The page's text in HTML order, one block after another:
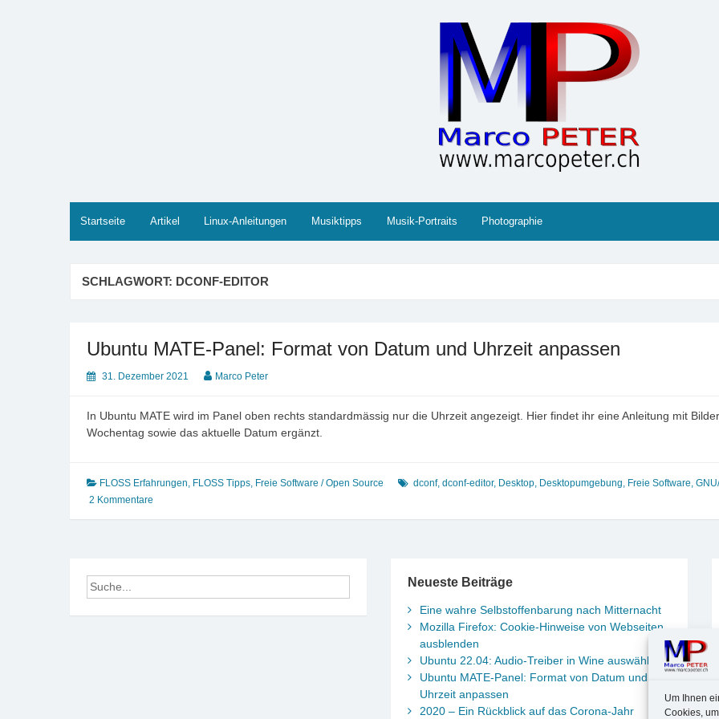
Um Ihnen
Cookies,
Startseite Artikel Linux-Anleitungen Musiktipps Musik-Portraits Photographie
SCHLAGWORT: DCONF-EDITOR
Ubuntu MATE-Panel: Format von Datum und Uhrzeit anpassen
31. Dezember 2021 Marco Peter
In Ubuntu MATE wird im Panel oben rechts standardmässig nur die Uhrzeit angezeigt. Hier findet ihr eine Anleitung mit
Wochentag sowie das aktuelle Datum ergänzt.
FLOSS Erfahrungen, FLOSS Tipps, Freie Software / Open Source dconf, dconf-editor, Desktop, Desktopumgebung, Freie Software,
2 Kommentare
Neueste Beiträge
Eine wahre Selbstoffenbarung nach Mitternacht
Mozilla Firefox: Cookie-Hinweise von Webseiten
ausblenden
Ubuntu 22.04: Audio-Treiber in Wine auswählen
Ubuntu MATE-Panel: Format von Datum und
Uhrzeit anpassen
2020 – Ein Rückblick auf das Corona-Jahr